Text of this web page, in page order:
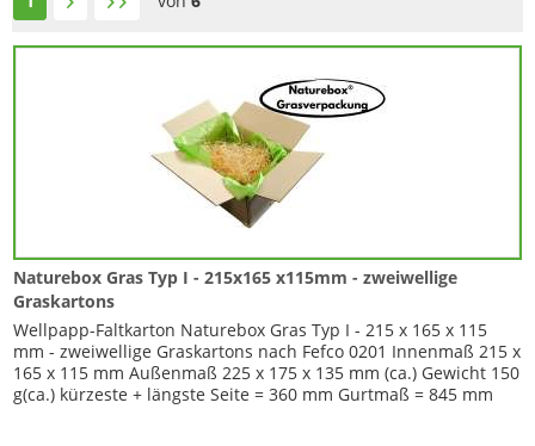
Naturebox Gras Typ I - 215x165 x115mm - zweiwellige
Graskartons
Wellpapp-Faltkarton Naturebox Gras Typ I - 215 x 165 x 115
mm - zweiwellige Graskartons nach Fefco 0201 Innenmaß 215 x
165 x 115 mm Außenmaß 225 x 175 x 135 mm (ca.) Gewicht 150
g(ca.) kürzeste + längste Seite = 360 mm Gurtmaß = 845 mm